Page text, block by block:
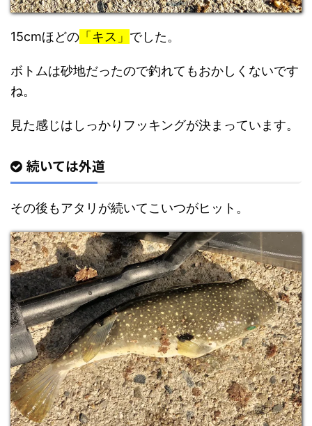
15cmほどの 「キス」 でした。
ボトムは砂地だったので釣れてもおかしくないです
ね。
見た感じはしっかりフッキングが決まっています。
続いては外道
その後もアタリが続いてこいつがヒット。